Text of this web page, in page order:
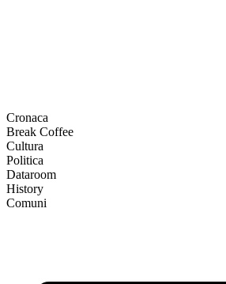
Cronaca
Break Coffee
Cultura
Politica
Dataroom
History
Comuni